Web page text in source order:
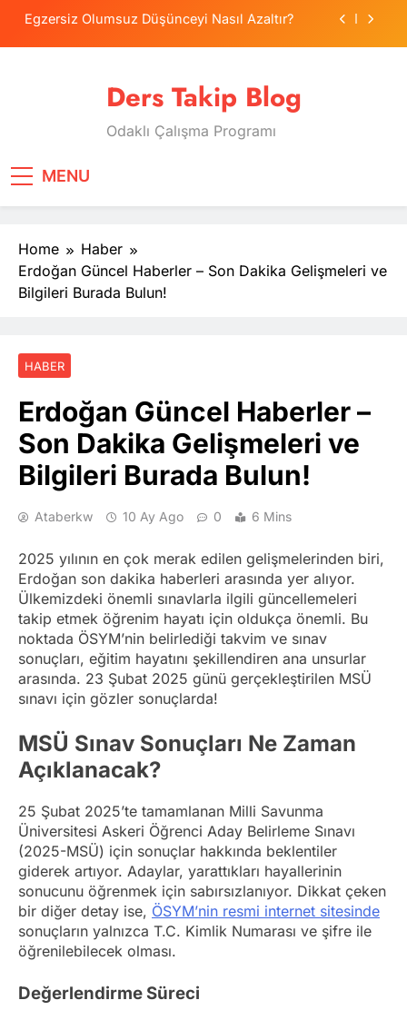
SkipEgzersiz Olumsuz Düşünceyi Nasıl Azaltır?
Tercih Stresinde Veliler Çocuğa Nasıl Destek
Tekrarlama Zorlantısı: Neden Geçmişi
Egzersiz Olumsuz Düşünceyi Nasıl Azaltır?
Psikolojide Sistematik Duyarsızlaştırma
Tercih Stresinde Veliler Çocuğa Nasıl Destek
Olur?
Ders Takip Blog
Odaklı Çalışma Programı
MENU
Home
Haber
Erdoğan Güncel Haberler – Son Dakika Gelişmeleri ve
Bilgileri Burada Bulun!
HABER
Erdoğan Güncel Haberler –
Son Dakika Gelişmeleri ve
Bilgileri Burada Bulun!
Ataberkw 10 Ay Ago 0 6 Mins
2025 yılının en çok merak edilen gelişmelerinden biri,
Erdoğan son dakika haberleri arasında yer alıyor.
Ülkemizdeki önemli sınavlarla ilgili güncellemeleri
takip etmek öğrenim hayatı için oldukça önemli. Bu
noktada ÖSYM’nin belirlediği takvim ve sınav
sonuçları, eğitim hayatını şekillendiren ana unsurlar
arasında. 23 Şubat 2025 günü gerçekleştirilen MSÜ
sınavı için gözler sonuçlarda!
MSÜ Sınav Sonuçları Ne Zaman
Açıklanacak?
25 Şubat 2025’te tamamlanan Milli Savunma
Üniversitesi Askeri Öğrenci Aday Belirleme Sınavı
(2025-MSÜ) için sonuçlar hakkında beklentiler
giderek artıyor. Adaylar, yarattıkları hayallerinin
sonucunu öğrenmek için sabırsızlanıyor. Dikkat çeken
bir diğer detay ise, ÖSYM’nin resmi internet sitesinde
sonuçların yalnızca T.C. Kimlik Numarası ve şifre ile
öğrenilebilecek olması.
Değerlendirme Süreci